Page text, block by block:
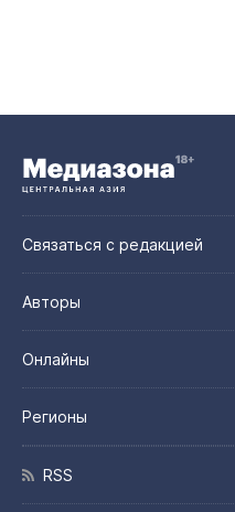
Связаться с редакцией
Авторы
Онлайны
Регионы
RSS